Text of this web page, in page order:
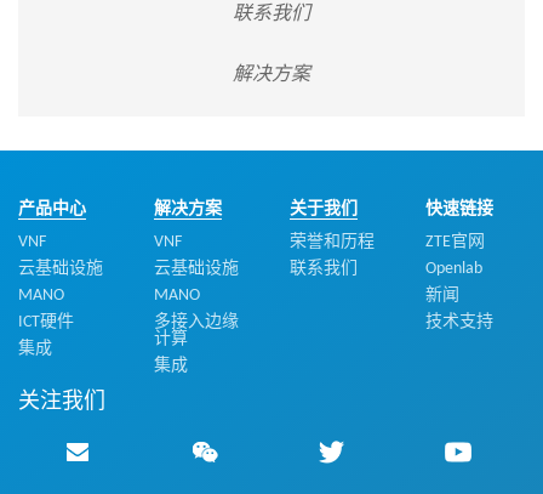
联系我们
解决方案
产品中心
VNF
云基础设施
MANO
ICT硬件
集成
解决方案
VNF
云基础设施
MANO
多接入边缘
计算
集成
关于我们
荣誉和历程
联系我们
快速链接
ZTE官网
Openlab
新闻
技术支持
关注我们